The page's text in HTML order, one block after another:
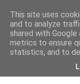
Milazzo
This site uses
and to analyze
shared with
metrics to ensure
statistics, and to